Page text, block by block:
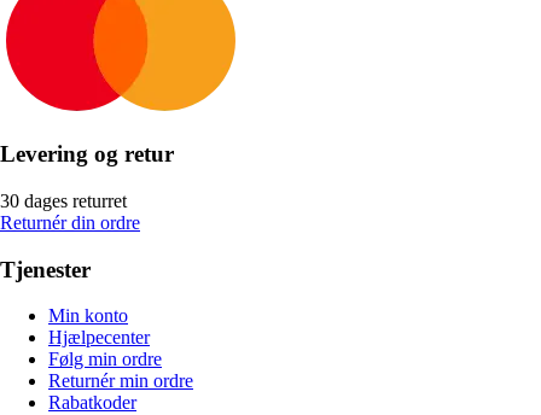
Levering og retur
30 dages returret
Returnér din ordre
Tjenester
Min konto
Hjælpecenter
Følg min ordre
Returnér min ordre
Rabatkoder